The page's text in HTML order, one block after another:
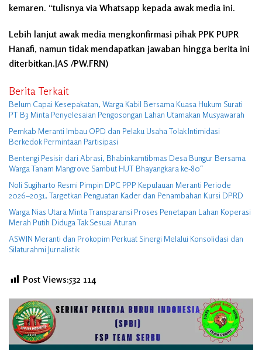
kemaren. “tulisnya via Whatsapp kepada awak media ini.
Lebih lanjut awak media mengkonfirmasi pihak PPK PUPR
Hanafi, namun tidak mendapatkan jawaban hingga berita ini
diterbitkan.|AS /PW.FRN)
Berita Terkait
Belum Capai Kesepakatan, Warga Kabil Bersama Kuasa Hukum Surati
PT B3 Minta Penyelesaian Pengosongan Lahan Utamakan Musyawarah
Pemkab Meranti Imbau OPD dan Pelaku Usaha Tolak Intimidasi
Berkedok Permintaan Partisipasi
Bentengi Pesisir dari Abrasi, Bhabinkamtibmas Desa Bungur Bersama
Warga Tanam Mangrove Sambut HUT Bhayangkara ke-80″
Noli Sugiharto Resmi Pimpin DPC PPP Kepulauan Meranti Periode
2026–2031, Targetkan Penguatan Kader dan Penambahan Kursi DPRD
Warga Nias Utara Minta Transparansi Proses Penetapan Lahan Koperasi
Merah Putih Diduga Tak Sesuai Aturan
ASWIN Meranti dan Prokopim Perkuat Sinergi Melalui Konsolidasi dan
Silaturahmi Jurnalistik
Post Views:532 114